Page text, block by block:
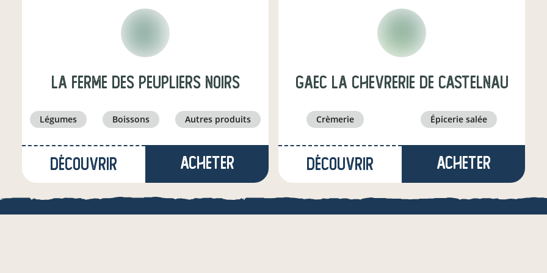
La Ferme des Peupliers Noirs
légumes boissons autres produits
Découvrir Acheter
GAEC la chevrerie de castelnau
crèmerie épicerie salée
Découvrir Acheter